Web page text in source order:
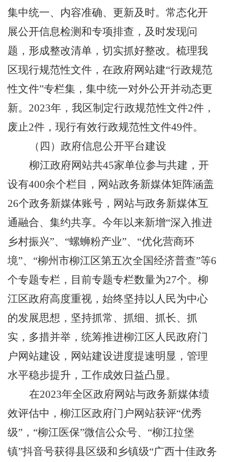
集中统一、内容准确、更新及时。常态化开
展公开信息检测和专项排查，及时发现问
题，形成整改清单，切实抓好整改。梳理我
区现行规范性文件，在政府网站建“行政规范
性文件”专栏集，集中统一对外公开并动态更
新。 2023年，我区制定行政规范性文件2件，
废止2件，现行有效行政规范性文件49件。
（四）政府信息公开平台建设
柳江政府网站共45家单位参与共建，开
设有400余个栏目，网站政务新媒体矩阵涵盖
26个政务新媒体账号，网站与政务新媒体互
通融合、集约共享。今年以来新增“深入推进
乡村振兴”、“螺蛳粉产业”、“优化营商环
境”、“柳州市柳江区第五次全国经济普查”等6
个专题专栏，目前专题专栏数量为27个。柳
江区政府高度重视，始终坚持以人民为中心
的发展思想，坚持抓常、抓细、抓长、抓
实，多措并举，统筹推进柳江区人民政府门
户网站建设，网站建设进度提速明显，管理
水平稳步提升，工作成效日益凸显。
在2023年全区政府网站与政务新媒体绩
效评估中，柳江区政府门户网站获评“优秀
级”，“柳江医保”微信公众号、“柳江拉堡
镇”抖音号获得县区级和乡镇级“广西十佳政务